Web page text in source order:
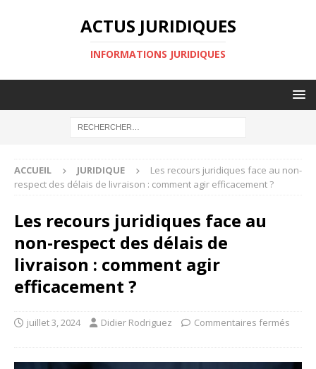
ACTUS JURIDIQUES
INFORMATIONS JURIDIQUES
ACCUEIL JURIDIQUE
Les recours juridiques face au non-
respect des délais de livraison : comment agir efficacement ?
Les recours juridiques face au
non-respect des délais de
livraison : comment agir
efficacement ?
juillet 3, 2024 Didier Rodriguez Commentaires fermés